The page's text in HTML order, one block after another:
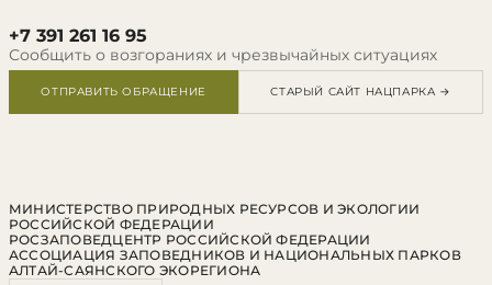
+7 391 261 16 95
Сообщить о возгораниях и чрезвычайных ситуациях
ОТПРАВИТЬ ОБРАЩЕНИЕ СТАРЫЙ САЙТ НАЦПАРКА →
МИНИСТЕРСТВО ПРИРОДНЫХ РЕСУРСОВ И ЭКОЛОГИИ
РОССИЙСКОЙ ФЕДЕРАЦИИ
РОСЗАПОВЕДЦЕНТР РОССИЙСКОЙ ФЕДЕРАЦИИ
АССОЦИАЦИЯ ЗАПОВЕДНИКОВ И НАЦИОНАЛЬНЫХ ПАРКОВ
АЛТАЙ-САЯНСКОГО ЭКОРЕГИОНА